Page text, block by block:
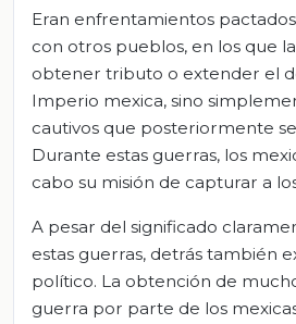
Eran enfrentamientos
con otros pueblos, en los que
obtener tributo o extender el
Imperio mexica, sino
cautivos que posteriormente
Durante estas guerras, los
cabo su misión de capturar a
A pesar del significado
estas guerras, detrás también
político. La obtención de
guerra por parte de los